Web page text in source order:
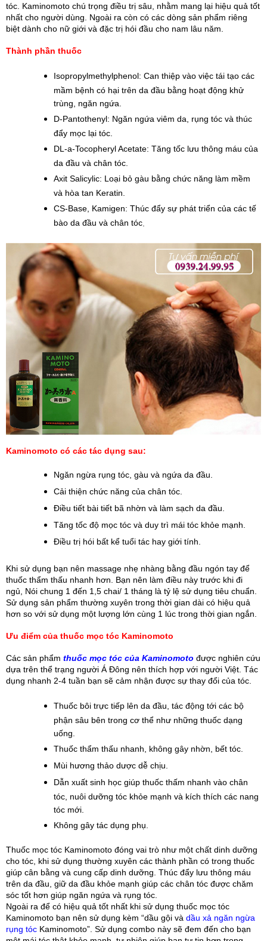
tóc. Kaminomoto chú trọng điều trị sâu, nhằm mang lại hiệu quả tốt
nhất cho người dùng. Ngoài ra còn có các dòng sản phẩm riêng
biệt dành cho nữ giới và đặc trị hói đầu cho nam lâu năm.
Thành phần thuốc
Isopropylmethylphenol: Can thiệp vào việc tái tạo các
mầm bệnh có hại trên da đầu bằng hoạt động khử
trùng, ngăn ngứa.
D-Pantothenyl: Ngăn ngứa viêm da, rụng tóc và thúc
đẩy mọc lại tóc.
DL-a-Tocopheryl Acetate: Tăng tốc lưu thông máu của
da đầu và chân tóc.
Axit Salicylic: Loại bỏ gàu bằng chức năng làm mềm
và hòa tan Keratin.
CS-Base, Kamigen: Thúc đẩy sự phát triển của các tế
bào da đầu và chân tóc
Kaminomoto có các tác dụng sau:
Ngăn ngừa rụng tóc, gàu và ngứa da đầu.
Cải thiện chức năng của chân tóc.
Điều tiết bài tiết bã nhờn và làm sạch da đầu.
Tăng tốc độ mọc tóc và duy trì mái tóc khỏe mạnh.
Điều trị hói bất kể tuổi tác hay giới tính.
Khi sử dụng bạn nên massage nhẹ nhàng bằng đầu ngón tay để
thuốc thẩm thấu nhanh hơn. Bạn nên làm điều này trước khi đi
ngủ, Nói chung 1 đến 1,5 chai/ 1 tháng là tỷ lệ sử dụng tiêu chuẩn.
Sử dụng sản phẩm thường xuyên trong thời gian dài có hiệu quả
hơn so với sử dụng một lượng lớn cùng 1 lúc trong thời gian ngắn.
Ưu điểm của thuốc mọc tóc Kaminomoto
Các sản phẩm thuốc mọc tóc của Kaminomoto được nghiên cứu
dựa trên thể trạng người Á Đông nên thích hợp với người Việt. Tác
dụng nhanh 2-4 tuần bạn sẽ cảm nhận được sự thay đổi của tóc.
Thuốc bôi trực tiếp lên da đầu, tác động tới các bộ
phận sâu bên trong cơ thể như những thuốc dạng
uống.
Thuốc thẩm thấu nhanh, không gây nhờn, bết tóc.
Mùi hương thảo dược dễ chịu.
Dẫn xuất sinh học giúp thuốc thấm nhanh vào chân
tóc, nuôi dưỡng tóc khỏe mạnh và kích thích các nang
tóc mới.
Không gây tác dụng phụ.
Thuốc mọc tóc Kaminomoto đóng vai trò như một chất dinh dưỡng
cho tóc, khi sử dụng thường xuyên các thành phần có trong thuốc
giúp cân bằng và cung cấp dinh dưỡng. Thúc đẩy lưu thông máu
trên da đầu, giữ da đầu khỏe mạnh giúp các chân tóc được chăm
sóc tốt hơn giúp ngăn ngứa và rụng tóc.
Ngoài ra để có hiệu quả tốt nhất khi sử dụng thuốc mọc tóc
Kaminomoto bạn nên sử dụng kèm “dầu gội và dầu xả ngăn ngừa
rụng tóc Kaminomoto”. Sử dụng combo này sẽ đem đến cho bạn